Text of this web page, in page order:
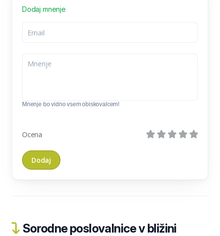
Dodaj mnenje
Mnenje bo vidno vsem obiskovalcem!
Ocena
Sorodne poslovalnice v bližini